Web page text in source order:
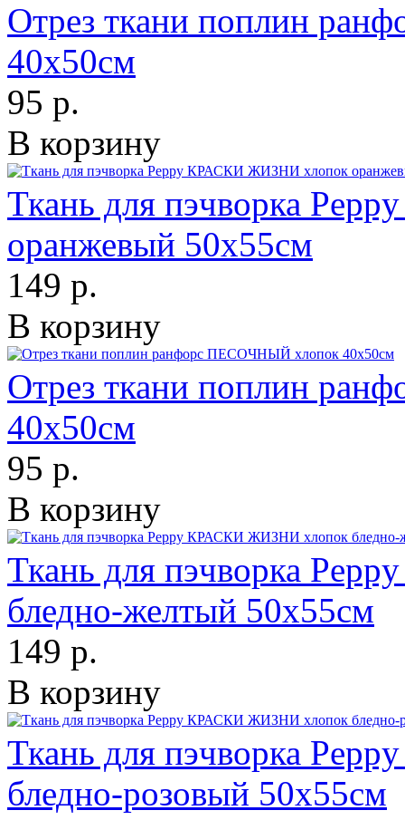
Отрез ткани поплин
40х50см
95 р.
В корзину
Ткань для пэчворка
оранжевый 50х55см
149 р.
В корзину
Отрез ткани поплин
40х50см
95 р.
В корзину
Ткань для пэчворка
бледно-желтый 50х55см
149 р.
В корзину
Ткань для пэчворка
бледно-розовый 50х55см